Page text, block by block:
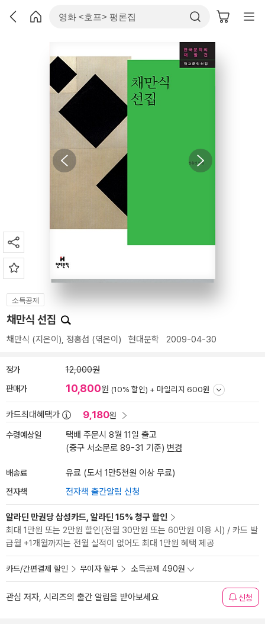
소득공제
채만식 선집
채만식 (지은이), 정홍섭 (엮은이)현대문학 2009-04-30
정가 12,000원
판매가 10,800원 (10% 할인) + 마일리지 600원
카드최대혜택가 9,180원
수령예상일
택배 주문시 8월 11일 출고
(중구 서소문로 89-31 기준) 변경
배송료 유료 (도서 1만5천원 이상 무료)
전자책 전자책 출간알림 신청
알라딘 만권당 삼성카드, 알라딘 15% 청구 할인
최대 1만원 또는 2만원 할인(전월 30만원 또는 60만원 이용 시) / 카드 발
급월 +1개월까지는 전월 실적이 없어도 최대 1만원 혜택 제공
카드/간편결제 할인 무이자 할부 소득공제 490원
관심 저자, 시리즈의 출간 알림을 받아보세요 신청